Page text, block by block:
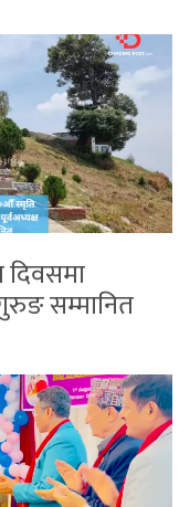
सम्मानित